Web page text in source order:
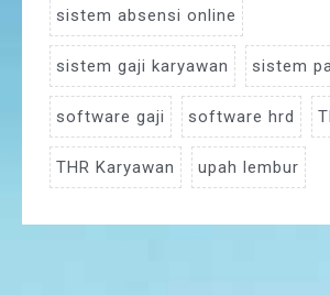
sistem absensi online
sistem gaji karyawan sistem
software gaji software hrd
THR Karyawan upah lembur